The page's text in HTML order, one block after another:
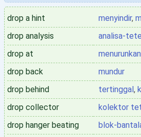
drop a hint menyindir,
drop analysis
analisa-
drop at
menurunkan
drop back
mundur
drop behind
tertinggal,
drop collector
kolektor
drop hanger beating
blok-